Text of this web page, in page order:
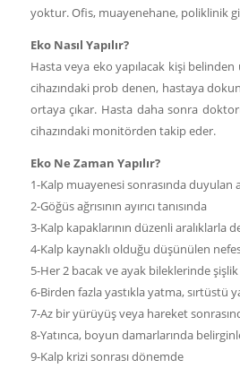
yoktur. Ofis, muayenehane, poliklinik
Eko Nasıl Yapılır?
Hasta veya eko yapılacak kişi belinden
cihazındaki prob denen, hastaya
ortaya çıkar. Hasta daha sonra
cihazındaki monitörden takip eder.
Eko Ne Zaman Yapılır?
1-Kalp muayenesi sonrasında
2-Göğüs ağrısının ayırıcı tanısında
3-Kalp kapaklarının düzenli aralıklarla
4-Kalp kaynaklı olduğu düşünülen
5-Her 2 bacak ve ayak bileklerinde
6-Birden fazla yastıkla yatma, sırtüstü
7-Az bir yürüyüş veya hareket
8-Yatınca, boyun damarlarında
9-Kalp krizi sonrası dönemde